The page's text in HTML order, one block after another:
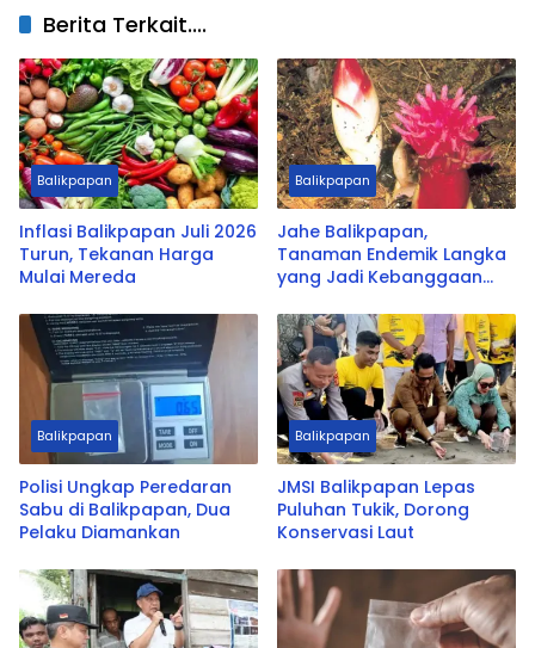
Berita Terkait....
Balikpapan
Inflasi Balikpapan Juli 2026
Turun, Tekanan Harga
Mulai Mereda
Balikpapan
Jahe Balikpapan,
Tanaman Endemik Langka
yang Jadi Kebanggaan
Balikpapan
Polisi Ungkap Peredaran
Sabu di Balikpapan, Dua
Pelaku Diamankan
Balikpapan
JMSI Balikpapan Lepas
Puluhan Tukik, Dorong
Konservasi Laut